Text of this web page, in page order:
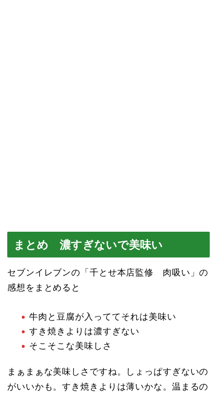
まとめ 濃すぎないで美味い
セブンイレブンの「千とせ本店監修 肉吸い」の
感想をまとめると
牛肉と豆腐が入っててそれは美味い
すき焼きよりは濃すぎない
そこそこな美味しさ
まぁまぁな美味しさですね。しょっぱすぎないの
がいいかも。すき焼きよりは薄いかな。温まるの